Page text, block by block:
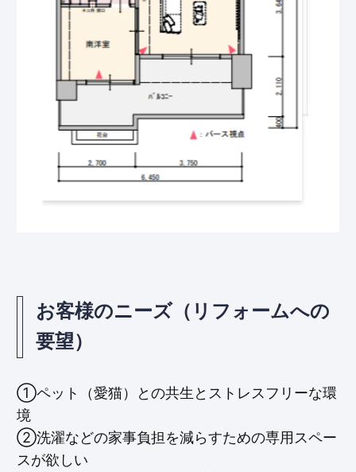
お客様のニーズ（リフォームへの
要望）
①ペット（愛猫）との共生とストレスフリーな環
境
②洗濯などの家事負担を減らすための専用スペー
スが欲しい